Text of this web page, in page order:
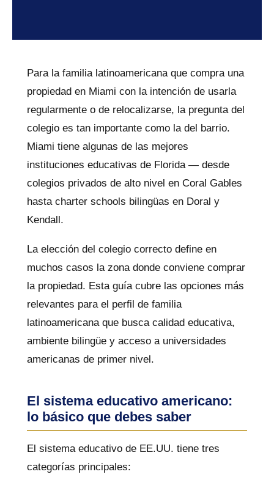
Para la familia latinoamericana que compra una
propiedad en Miami con la intención de usarla
regularmente o de relocalizarse, la pregunta del
colegio es tan importante como la del barrio.
Miami tiene algunas de las mejores
instituciones educativas de Florida — desde
colegios privados de alto nivel en Coral Gables
hasta charter schools bilingüas en Doral y
Kendall.
La elección del colegio correcto define en
muchos casos la zona donde conviene comprar
la propiedad. Esta guía cubre las opciones más
relevantes para el perfil de familia
latinoamericana que busca calidad educativa,
ambiente bilingüe y acceso a universidades
americanas de primer nivel.
El sistema educativo americano:
lo básico que debes saber
El sistema educativo de EE.UU. tiene tres
categorías principales: